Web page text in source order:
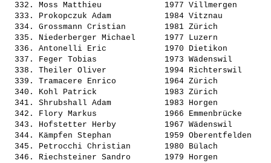
  332.
Moss Matthieu
1977 Villmergen
  333.
Prokopczuk Adam
1984 Vitznau
  334.
Grossmann Cristian
1981 Zürich
  335.
Niederberger Michael
1977 Luzern
  336.
Antonelli Eric
1970 Dietikon
  337.
Feger Tobias
1973 Wädenswil
  338.
Theiler Oliver
1994 Richterswil
  339.
Tramacere Enrico
1964 Zürich
  340.
Kohl Patrick
1983 Zürich
  341.
Shrubshall Adam
1983 Horgen
  342.
Flory Markus
1966
  343.
Hofstetter Herby
1967 Wädenswil
  344.
Kämpfen Stephan
1959
  345.
Petrocchi Christian
1980 Bülach
  346.
Riechsteiner Sandro
1979 Horgen